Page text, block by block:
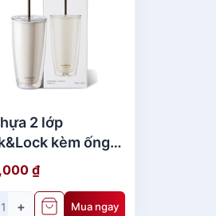
2 lớp
kèm ống
₫
+ Mua ngay